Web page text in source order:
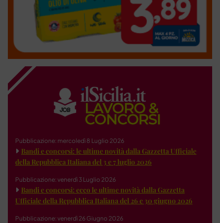
Pubblicazione: mercoledì 8 Luglio 2026
Bandi e concorsi: le ultime novità dalla Gazzetta Ufficiale
della Repubblica Italiana del 3 e 7 luglio 2026
Pubblicazione: venerdì 3 Luglio 2026
Bandi e concorsi: ecco le ultime novità dalla Gazzetta
Ufficiale della Repubblica Italiana del 26 e 30 giugno 2026
Pubblicazione: venerdì 26 Giugno 2026